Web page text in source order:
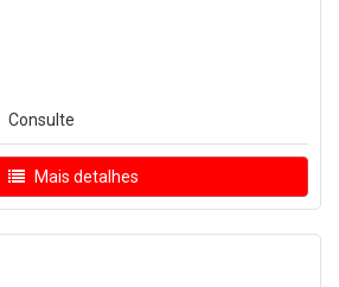
Consulte
Mais detalhes